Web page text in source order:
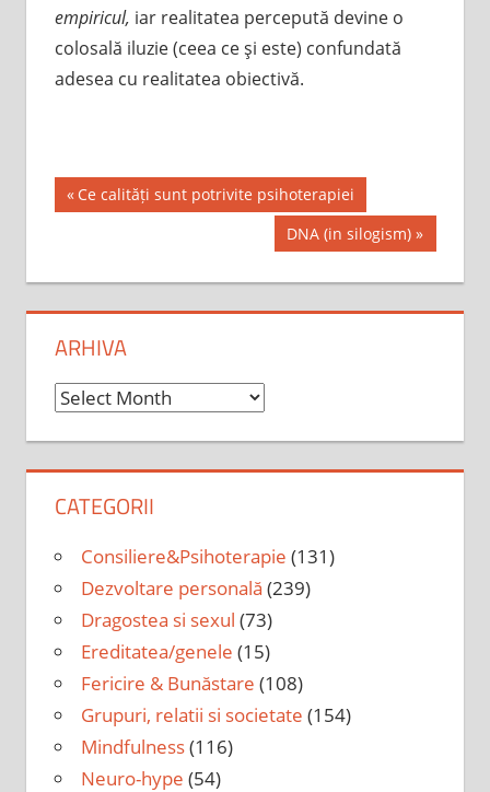
empiricul, iar realitatea percepută devine o
colosală iluzie (ceea ce şi este) confundată
adesea cu realitatea obiectivă.
Post
Previous
Post:
Ce calități sunt potrivite psihoterapiei
Next
Post:
DNA (in silogism)
ARHIVA
Arhiva
CATEGORII
Consiliere&Psihoterapie (131)
Dezvoltare personală (239)
Dragostea si sexul (73)
Ereditatea/genele (15)
Fericire & Bunăstare (108)
Grupuri, relatii si societate (154)
Mindfulness(116)
Neuro-hype (54)